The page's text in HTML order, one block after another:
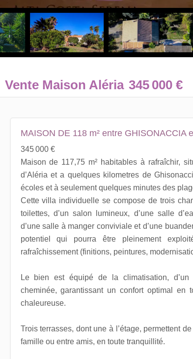
Vente Maison Aléria 345 000 €
MAISON DE 118 m² entre GHISONACCIA
345 000 €
Maison de 117,75 m² habitables à rafraîchir,
d’Aléria et a quelques kilometres de
écoles et à seulement quelques minutes des
Cette villa individuelle se compose de trois
toilettes, d’un salon lumineux, d’une salle
d’une salle à manger conviviale et d’une
potentiel qui pourra être pleinement
rafraîchissement (finitions, peintures,
Le bien est équipé de la climatisation,
cheminée, garantissant un confort optimal en
chaleureuse.
Trois terrasses, dont une à l’étage, permettent
famille ou entre amis, en toute tranquillité.